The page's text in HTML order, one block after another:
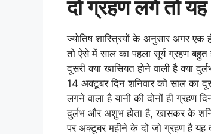
दो ग्रहण लगे तो
ज्योतिष शास्त्रियों के अनुसार अगर
तो ऐसे में साल का पहला सूर्य ग्रहण
दूसरी क्या खासियत होने वाली है क्या
14 अक्टूबर दिन शनिवार को साल का
लगने वाला है यानी की दोनों ही ग्रहण
दुर्लभ और अशुभ होता है, खासकर के
पर अक्टूबर महीने के दो जो ग्रहण है यह